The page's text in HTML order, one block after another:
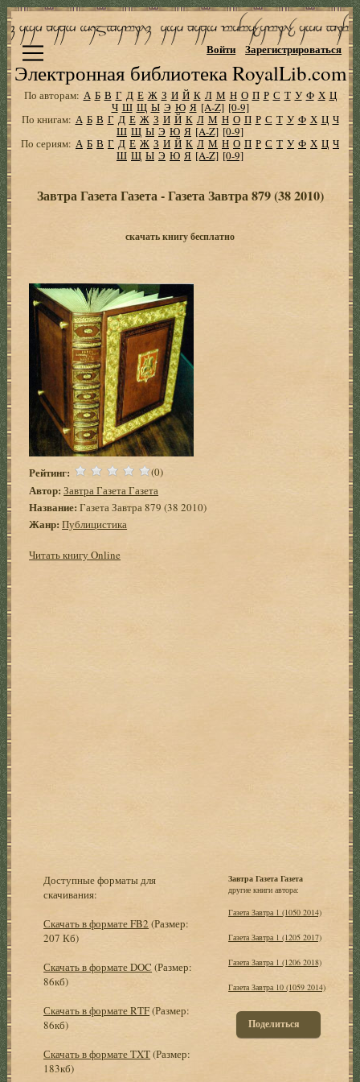
Электронная библиотека RoyalLib.com
Войти Зарегистрироваться
По авторам: А Б В Г Д Е Ж З И Й К Л М Н О П Р С Т У Ф Х Ц
Ч Ш Щ Ы Э Ю Я [A-Z] [0-9]
По книгам: А Б В Г Д Е Ж З И Й К Л М Н О П Р С Т У Ф Х Ц Ч
Ш Щ Ы Э Ю Я [A-Z] [0-9]
По сериям: А Б В Г Д Е Ж З И Й К Л М Н О П Р С Т У Ф Х Ц Ч
Ш Щ Ы Э Ю Я [A-Z] [0-9]
Завтра Газета Газета - Газета Завтра 879 (38 2010)
скачать книгу бесплатно
Рейтинг: (0)
Автор: Завтра Газета Газета
Название: Газета Завтра 879 (38 2010)
Жанр: Публицистика
Читать книгу Online
Доступные форматы для
скачивания:
Скачать в формате FB2 (Размер:
207 Кб)
Скачать в формате DOC (Размер:
86кб)
Скачать в формате RTF(Размер:
86кб)
Скачать в формате TXT(Размер:
183кб)
Завтра Газета Газета
другие книги автора:
Газета Завтра 1 (1050 2014)
Газета Завтра 1 (1205 2017)
Газета Завтра 1 (1206 2018)
Газета Завтра 10 (1059 2014)
Поделиться